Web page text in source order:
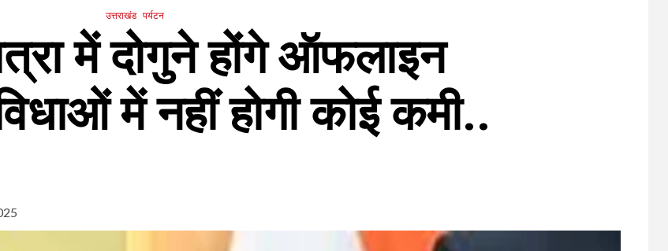
उत्तराखंड पर्यटन
में दोगुने होंगे ऑफलाइन
में नहीं होगी कोई कमी..